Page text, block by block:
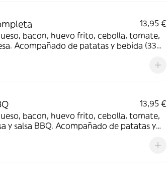
13,95 €
bacon, huevo frito, cebolla, tomate,
Acompañado de patatas y bebida (330
13,95 €
bacon, huevo frito, cebolla, tomate,
y salsa BBQ. Acompañado de patatas y